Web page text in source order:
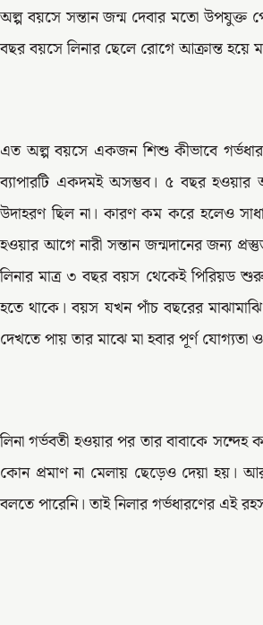
অল্প বয়সে সন্তান জন্ম দেবার মতো উপযুক্ত
বছর বয়সে লিনার ছেলে রোগে আক্রান্ত হয়ে
এত অল্প বয়সে একজন শিশু কীভাবে
ব্যাপারটি একদমই অসম্ভব। ৫ বছর হওয়ার
উদাহরণ ছিল না। কারণ কম করে হলেও
হওয়ার আগে নারী সন্তান জন্মদানের জন্য
লিনার মাত্র ৩ বছর বয়স থেকেই পিরিয়ড
হতে থাকে। বয়স যখন পাঁচ বছরের
দেখতে পায় তার মাঝে মা হবার পূর্ণ যোগ্যতা
লিনা গর্ভবতী হওয়ার পর তার বাবাকে
কোন প্রমাণ না মেলায় ছেড়েও দেয়া
বলতে পারেনি। তাই নিলার গর্ভধারণের এই